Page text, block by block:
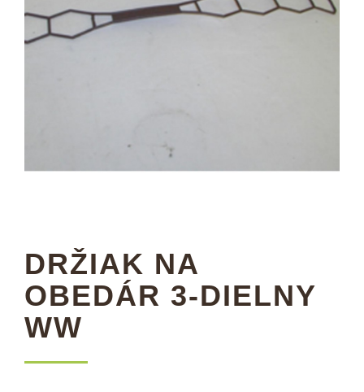
DRŽIAK NA
OBEDÁR 3-DIELNY
WW